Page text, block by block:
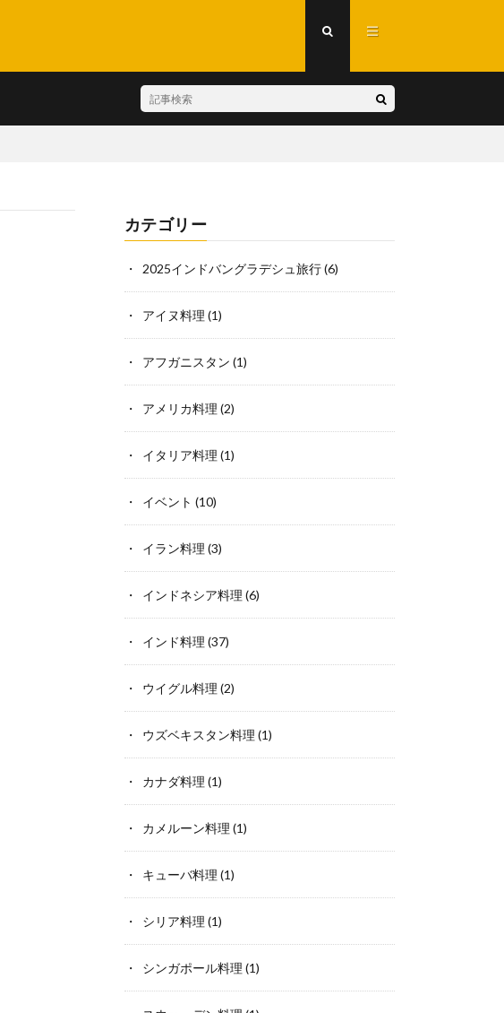
カテゴリー
2025インドバングラデシュ旅行(6)
アイヌ料理 (1)
アフガニスタン (1)
アメリカ料理 (2)
イタリア料理 (1)
イベント (10)
イラン料理 (3)
インドネシア料理 (6)
インド料理 (37)
ウイグル料理 (2)
ウズベキスタン料理 (1)
カナダ料理 (1)
カメルーン料理 (1)
キューバ料理 (1)
シリア料理 (1)
シンガポール料理 (1)